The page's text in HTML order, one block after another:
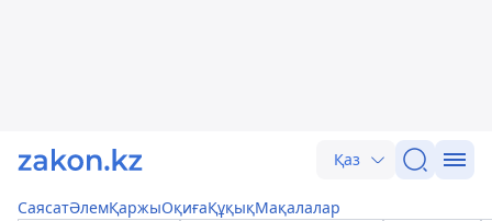
Қаз
СаясатӘлемҚаржыОқиғаҚұқықМақалалар